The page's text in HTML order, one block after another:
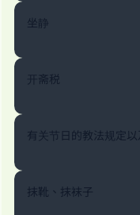
坐静
开斋税
有关节日的教法规定
抹靴、抹袜子
"A person